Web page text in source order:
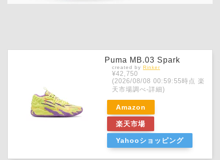
Puma MB.03 Spark
created by Rinker
¥42,750
(2026/08/08 00:59:55時点 楽
天市場調べ-詳細)
Amazon
楽天市場
Yahooショッピング